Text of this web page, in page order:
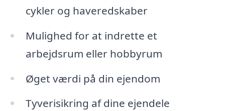
cykler og haveredskaber
Mulighed for at indrette et
arbejdsrum eller hobbyrum
Øget værdi på din ejendom
Tyverisikring af dine ejendele